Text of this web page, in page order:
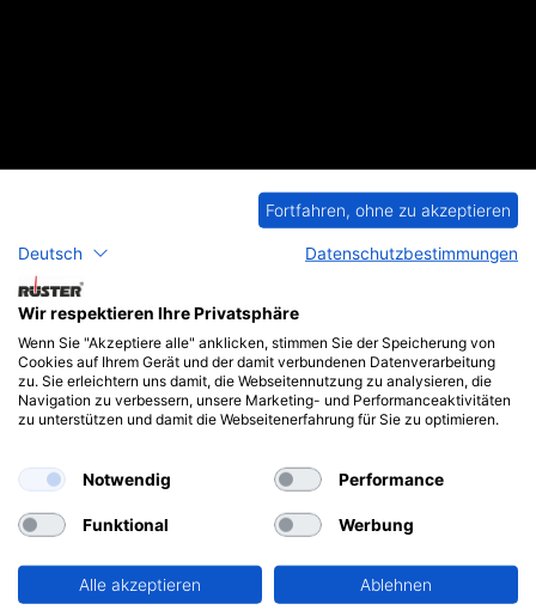
Konfigurieren & Anfragen
AGB
Datenschutz
Paul Rüster & Co. GmbH
Dorfplatz 11, D-14532 Stahnsdorf
Tel.: +49 (0) 3329 61248-0
Fortfahren, ohne zu akzeptieren
Deutsch Datenschutzbestimmungen
Wir respektieren Ihre Privatsphäre
Wenn Sie "Akzeptiere alle" anklicken, stimmen Sie der Speicherung von
Cookies auf Ihrem Gerät und der damit verbundenen Datenverarbeitung
zu. Sie erleichtern uns damit, die Webseitennutzung zu analysieren, die
Navigation zu verbessern, unsere Marketing- und Performanceaktivitäten
zu unterstützen und damit die Webseitenerfahrung für Sie zu optimieren.
Notwendig Performance
Funktional Werbung
Alle akzeptieren Ablehnen